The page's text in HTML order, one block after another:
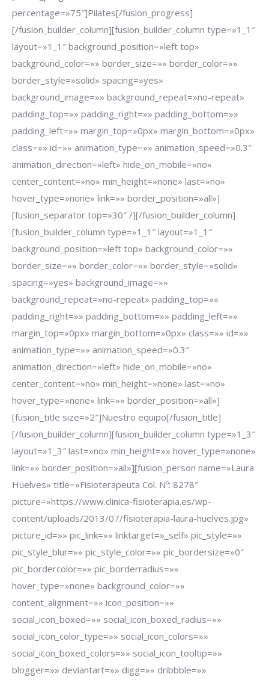
percentage=»75″]Pilates[/fusion_progress]
[/fusion_builder_column][fusion_builder_column type=»1_1″
layout=»1_1″ background_position=»left top»
background_color=»» border_size=»» border_color=»»
border_style=»solid» spacing=»yes»
background_image=»» background_repeat=»no-repeat»
padding_top=»» padding_right=»» padding_bottom=»»
padding_left=»» margin_top=»0px» margin_bottom=»0px»
class=»» id=»» animation_type=»» animation_speed=»0.3″
animation_direction=»left» hide_on_mobile=»no»
center_content=»no» min_height=»none» last=»no»
hover_type=»none» link=»» border_position=»all»]
[fusion_separator top=»30″ /][/fusion_builder_column]
[fusion_builder_column type=»1_1″ layout=»1_1″
background_position=»left top» background_color=»»
border_size=»» border_color=»» border_style=»solid»
spacing=»yes» background_image=»»
background_repeat=»no-repeat» padding_top=»»
padding_right=»» padding_bottom=»» padding_left=»»
margin_top=»0px» margin_bottom=»0px» class=»» id=»»
animation_type=»» animation_speed=»0.3″
animation_direction=»left» hide_on_mobile=»no»
center_content=»no» min_height=»none» last=»no»
hover_type=»none» link=»» border_position=»all»]
[fusion_title size=»2″]Nuestro equipo[/fusion_title]
[/fusion_builder_column][fusion_builder_column type=»1_3″
layout=»1_3″ last=»no» min_height=»» hover_type=»none»
link=»» border_position=»all»][fusion_person name=»Laura
Huelves» title=»Fisioterapeuta Col. Nº: 8278″
picture=»https://www.clinica-fisioterapia.es/wp-
content/uploads/2013/07/fisioterapia-laura-huelves.jpg»
picture_id=»» pic_link=»» linktarget=»_self» pic_style=»»
pic_style_blur=»» pic_style_color=»» pic_bordersize=»0″
pic_bordercolor=»» pic_borderradius=»»
hover_type=»none» background_color=»»
content_alignment=»» icon_position=»»
social_icon_boxed=»» social_icon_boxed_radius=»»
social_icon_color_type=»» social_icon_colors=»»
social_icon_boxed_colors=»» social_icon_tooltip=»»
blogger=»» deviantart=»» digg=»» dribbble=»»